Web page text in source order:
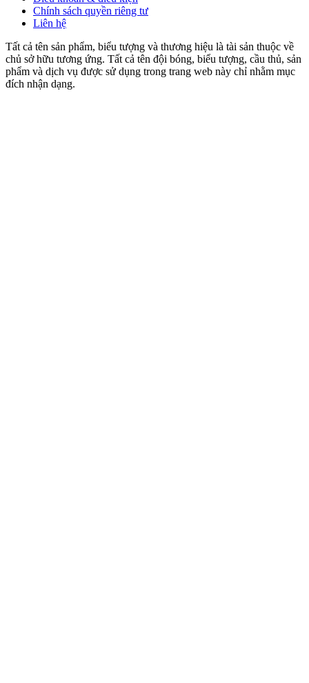
Chính sách quyền riêng tư
Liên hệ
Tất cả tên sản phẩm, biểu tượng và thương hiệu là tài sản thuộc về
chủ sở hữu tương ứng. Tất cả tên đội bóng, biểu tượng, cầu thủ, sản
phẩm và dịch vụ được sử dụng trong trang web này chỉ nhằm mục
đích nhận dạng.